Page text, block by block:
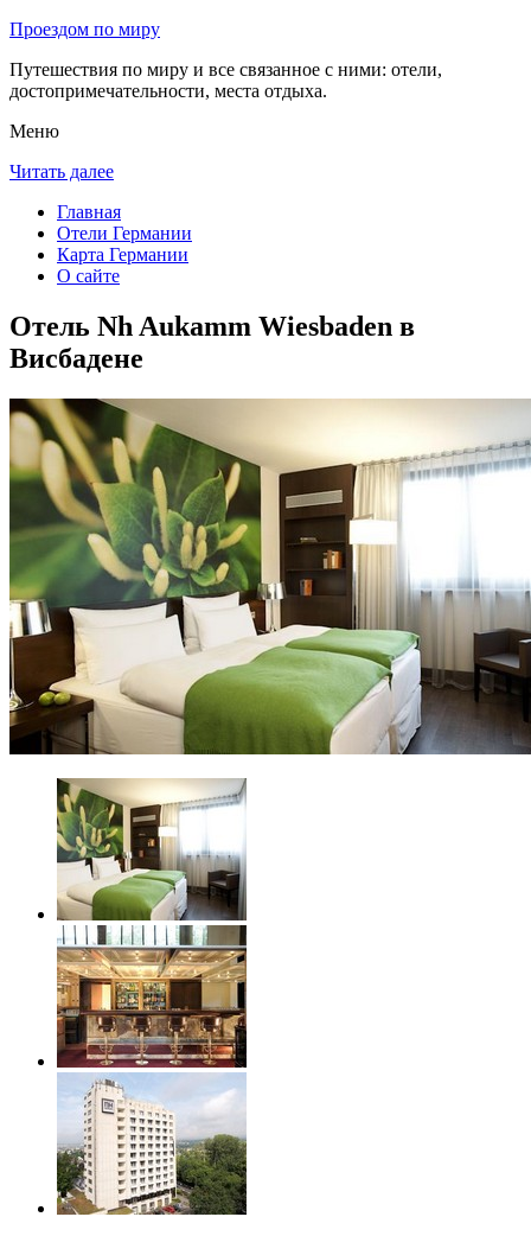
Проездом по миру
Путешествия по миру и все связанное с ними: отели,
достопримечательности, места отдыха.
Меню
Читать далее
Главная
Отели Германии
Карта Германии
О сайте
Отель Nh Aukamm Wiesbaden в
Висбадене